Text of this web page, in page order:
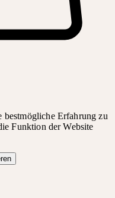
Erfahrung zu
Funktion der Website